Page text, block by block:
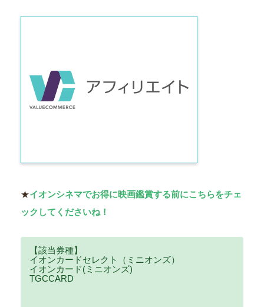
★イオンシネマでお得に映画鑑賞する前にこちらをチェ
ックしてくださいね！
【該当券種】
イオンカードセレクト（ミニオンズ）
イオンカード(ミニオンズ)
TGCCARD